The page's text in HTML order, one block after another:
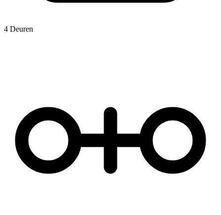
4 Deuren